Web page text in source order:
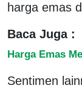
harga emas
Baca Juga :
Harga Emas
Sentimen